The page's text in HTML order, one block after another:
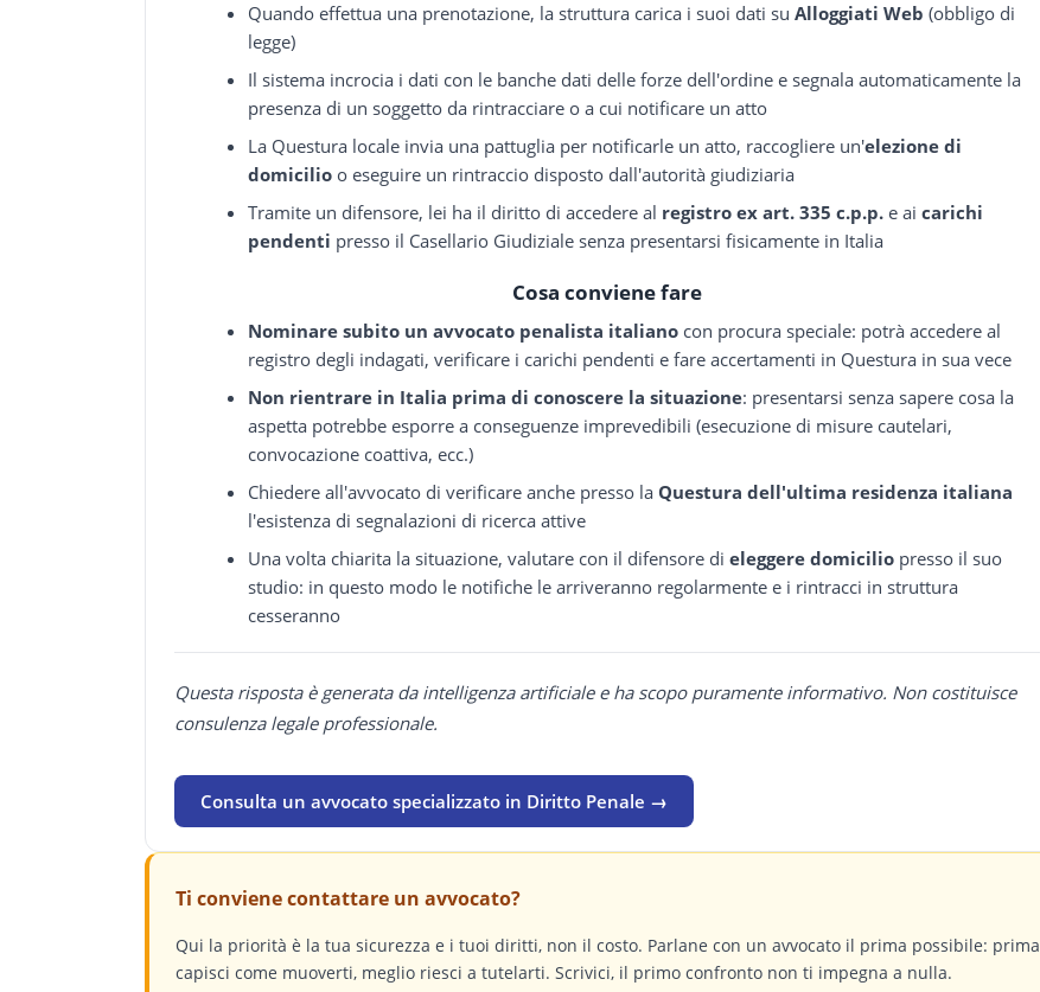
Quando effettua una prenotazione, la struttura carica i suoi dati suAlloggiati Web (obbligo di
legge)
Il sistema incrocia i dati con le banche dati delle forze dell'ordine e segnala automaticamente la
presenza di un soggetto da rintracciare o a cui notificare un atto
La Questura locale invia una pattuglia per notificarle un atto, raccogliere un'elezione di
domicilio o eseguire un rintraccio disposto dall'autorità giudiziaria
Tramite un difensore, lei ha il diritto di accedere al registro ex art. 335 c.p.p. e aicarichi
pendenti presso il Casellario Giudiziale senza presentarsi fisicamente in Italia
Cosa conviene fare
Nominare subito un avvocato penalista italiano con procura speciale: potrà accedere al
registro degli indagati, verificare i carichi pendenti e fare accertamenti in Questura in sua vece
Non rientrare in Italia prima di conoscere la situazione: presentarsi senza sapere cosa la
aspetta potrebbe esporre a conseguenze imprevedibili (esecuzione di misure cautelari,
convocazione coattiva, ecc.)
Chiedere all'avvocato di verificare anche presso la Questura dell'ultima residenza italiana
l'esistenza di segnalazioni di ricerca attive
Una volta chiarita la situazione, valutare con il difensore dieleggere domicilio presso il suo
studio: in questo modo le notifiche le arriveranno regolarmente e i rintracci in struttura
cesseranno
Questa risposta è generata da intelligenza artificiale e ha scopo puramente informativo. Non costituisce
consulenza legale professionale.
Consulta un avvocato specializzato in Diritto Penale →
Ti conviene contattare un avvocato?
Qui la priorità è la tua sicurezza e i tuoi diritti, non il costo. Parlane con un avvocato il prima possibile: prima
capisci come muoverti, meglio riesci a tutelarti. Scrivici, il primo confronto non ti impegna a nulla.